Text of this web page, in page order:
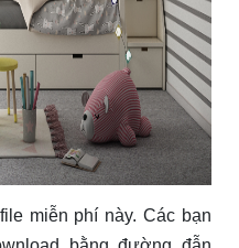
miễn phí này. Các bạn